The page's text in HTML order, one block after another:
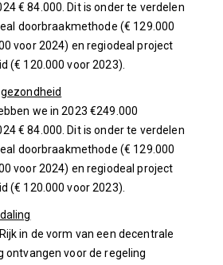
€ 84.000. Dit is onder te verdelen
doorbraakmethode (€ 129.000
voor 2024) en regiodeal project
(€ 120.000 voor 2023).
we in 2023 €249.000
€ 84.000. Dit is onder te verdelen
doorbraakmethode (€ 129.000
voor 2024) en regiodeal project
(€ 120.000 voor 2023).
in de vorm van een decentrale
ontvangen voor de regeling